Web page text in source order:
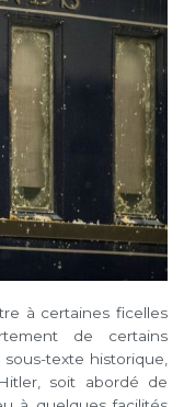
à certaines ficelles
de certains
texte historique,
soit abordé de